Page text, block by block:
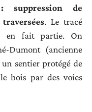
: suppression de
. Le tracé
en fait partie. On
Dumont (ancienne
sentier protégé de
bois par des voies